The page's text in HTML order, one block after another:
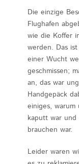
Die einzige
Flughafen
wie die Koffer
werden. Das
einer Wucht
geschmissen;
an, das war
Handgepäck
einiges,
kaputt war
brauchen war.
Leider waren